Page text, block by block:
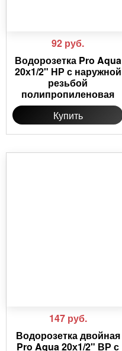
92 руб.
Водорозетка Pro Aqua
20х1/2" НР с наружной
резьбой
полипропиленовая
Купить
147 руб.
Водорозетка двойная
Pro Aqua 20х1/2" ВР с